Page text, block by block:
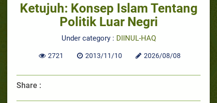
Ketujuh: Konsep Islam Tentang
Politik Luar Negri
Under category : DIINUL-HAQ
2721 2013/11/10 2026/08/08
Share :